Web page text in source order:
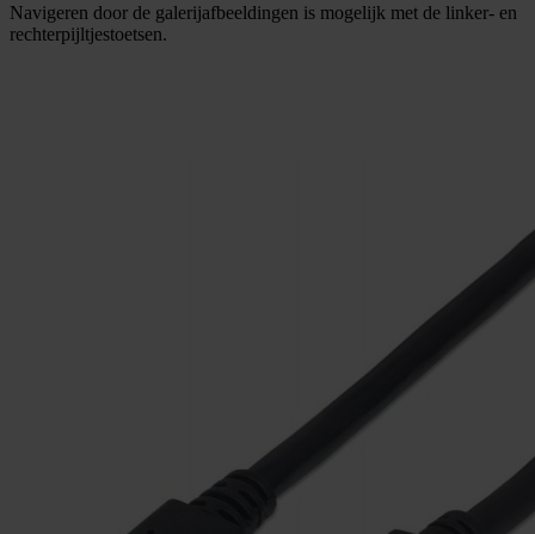
Navigeren door de galerijafbeeldingen is mogelijk met de linker- en
rechterpijltjestoetsen.